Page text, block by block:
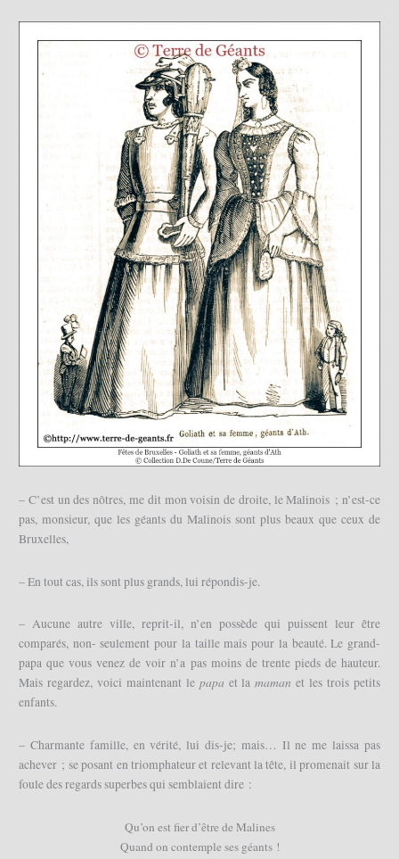
– C’est un des nôtres, me dit mon voisin de droite, le Malinois ; n’est-ce
pas, monsieur, que les géants du Malinois sont plus beaux que ceux de
Bruxelles,
– En tout cas, ils sont plus grands, lui répondis-je.
– Aucune autre ville, reprit-il, n’en possède qui puissent leur être
comparés, non- seulement pour la taille mais pour la beauté. Le grand-
papa que vous venez de voir n’a pas moins de trente pieds de hauteur.
Mais regardez, voici maintenant le papa et lamaman et les trois petits
enfants.
– Charmante famille, en vérité, lui dis-je; mais… Il ne me laissa pas
achever ; se posant en triomphateur et relevant la tête, il promenait sur la
foule des regards superbes qui semblaient dire :
Qu’on est fier d’être de Malines
Quand on contemple ses géants !